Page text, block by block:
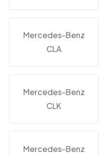
Mercedes-Benz
CLA
Mercedes-Benz
CLK
Mercedes-Benz